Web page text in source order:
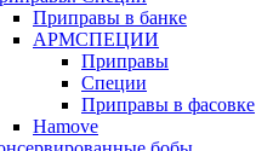
Приправы в банке
АРМСПЕЦИИ
Приправы
Специи
Приправы в фасовке
Hamove